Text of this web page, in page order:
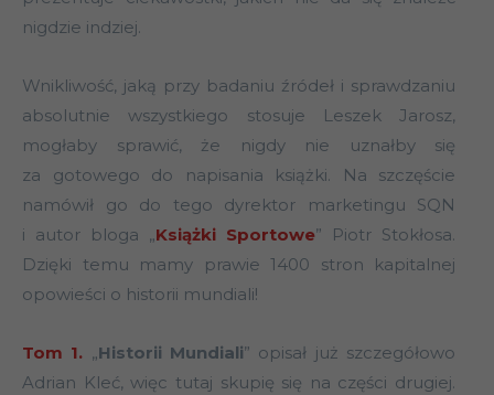
nigdzie indziej.
Wnikliwość, jaką przy badaniu źródeł i sprawdzaniu
absolutnie wszystkiego stosuje Leszek Jarosz,
mogłaby sprawić, że nigdy nie uznałby się
za gotowego do napisania książki. Na szczęście
namówił go do tego dyrektor marketingu SQN
i autor bloga „Książki Sportowe” Piotr Stokłosa.
Dzięki temu mamy prawie 1400 stron kapitalnej
opowieści o historii mundiali!
Tom 1. „Historii Mundiali” opisał już szczegółowo
Adrian Kleć, więc tutaj skupię się na części drugiej.